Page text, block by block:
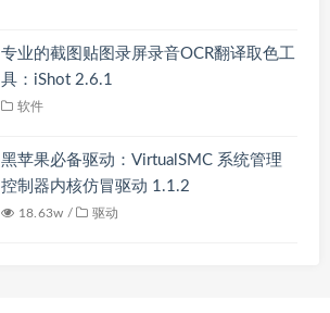
专业的截图贴图录屏录音OCR翻译取色工
具：iShot 2.6.1
软件
黑苹果必备驱动：VirtualSMC 系统管理
控制器内核仿冒驱动 1.1.2
18.63w / 驱动